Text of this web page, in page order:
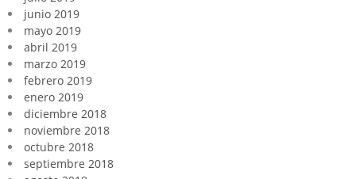
junio 2019
mayo 2019
abril 2019
marzo 2019
febrero 2019
enero 2019
diciembre 2018
noviembre 2018
octubre 2018
septiembre 2018